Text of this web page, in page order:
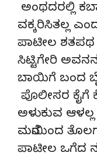
ಅಂಥದರಲ್ಲಿ
ವಕ್ಕರಿಸಿತಲ್ಲ
ಪಾಟೀಲ ಶತಪಥ
ಸಿಟ್ಟಿಗೇರಿ
ಬಾಯಿಗೆ ಬಂದ
ಪೊಲೀಸರ ಕೈಗೆ
ಅಳುಕುವ
ಮನೆಯಿಂದ
ಪಾಟೀಲ ಒಗೆದ